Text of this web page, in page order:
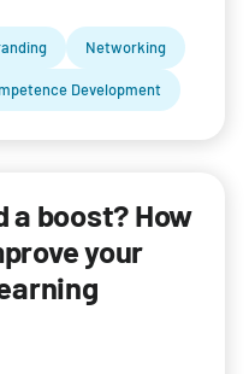
Networking
Development
boost? How
your